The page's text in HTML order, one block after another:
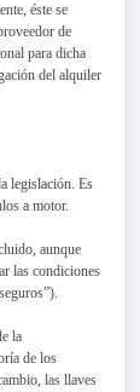
éste se
de
para dicha
del alquiler
legislación. Es
a motor.
aunque
las condiciones
la
de los
las llaves